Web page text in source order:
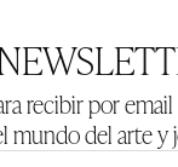
recibir por
mundo del arte y